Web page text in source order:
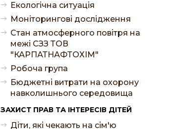
Екологічна ситуація
Моніторингові дослідження
Стан атмосферного повітря на
межі СЗЗ ТОВ
"КАРПАТНАФТОХІМ"
Робоча група
Бюджетні витрати на охорону
навколишнього середовища
ЗАХИСТ ПРАВ ТА ІНТЕРЕСІВ ДІТЕЙ
Діти, які чекають на сім'ю